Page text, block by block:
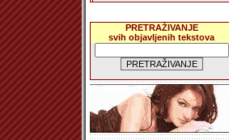
PRETRAŽIVANJE
svih objavljenih tekstova